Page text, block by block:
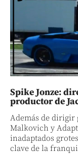
Spike Jonze:
productor de
Además de dirigir
Malkovich y
inadaptados
clave de la